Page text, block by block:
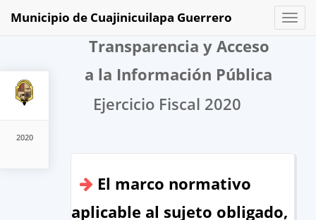
2020
Toggle
Municipio de Cuajinicuilapa Guerrero
Transparencia y Acceso
a la Información Pública
Ejercicio Fiscal 2020
El marco normativo
aplicable al sujeto obligado,